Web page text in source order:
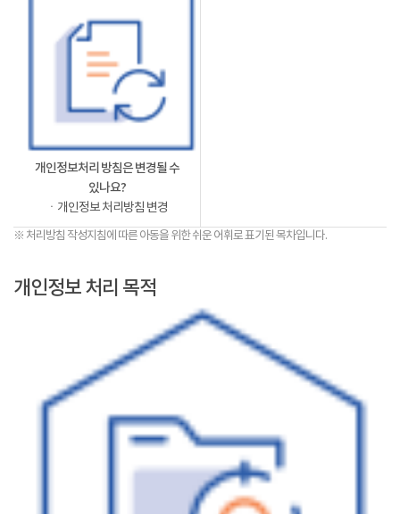
개인정보처리 방침은 변경될 수
있나요?
ㆍ개인정보 처리방침 변경
※ 처리방침 작성지침에 따른 아동을 위한 쉬운 어휘로 표기된 목차입니다.
개인정보 처리 목적